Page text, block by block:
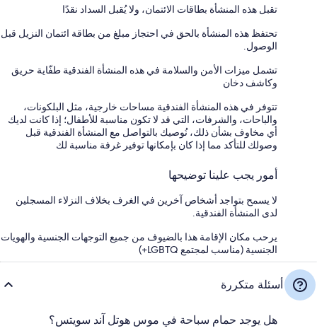
تقبل هذه المنشأة بطاقات الائتمان، ولا يُقبل السداد نقدًا
تحتفظ هذه المنشأة بالحق في احتجاز مبلغ من بطاقة ائتمان النزيل قبل
الوصول.
تشمل ميزات الأمن والسلامة في هذه المنشأة الفندقية طفّاية حريق
وكاشف دخان
تتوفر في هذه المنشأة الفندقية مساحات خارجية، مثل البلكونات،
والباحات، والشرفات، التي قد لا تكون مناسبة للأطفال؛ إذا كانت لديك
أي مخاوف بشأن ذلك، نُوصيك بالتواصل مع المنشأة الفندقية قبل
وصولك للتأكد مما إذا كان بإمكانها توفير غرفة مناسبة لك
أمور يجب علينا توضيحها
لا يسمح بتواجد أشخاص آخرين في الغرف بخلاف النزلاء المسجلين
لدى المنشأة الفندقية.
يرحب مكان الإقامة هذا بالضيوف من جميع التوجهات الجنسية والهويات
الجنسية (مناسب لمجتمع LGBTQ+)
أسئلة متكررة
هل يوجد حمام سباحة في موس هوتل آند سويتس؟